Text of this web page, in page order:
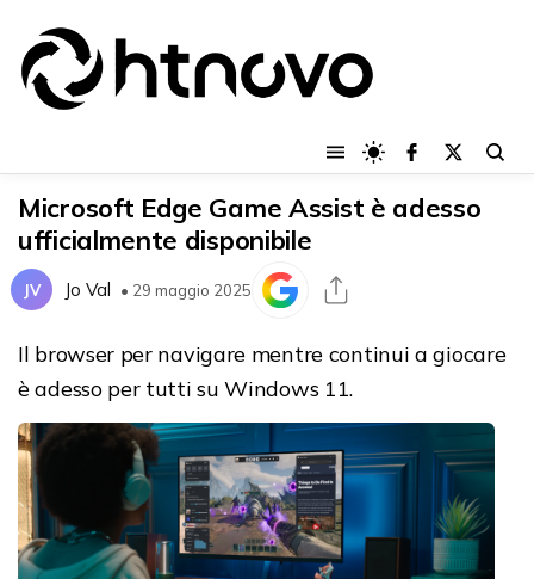
Microsoft Edge Game Assist è adesso
ufficialmente disponibile
JV Jo Val • 29 maggio 2025
Il browser per navigare mentre continui a giocare
è adesso per tutti su Windows 11.